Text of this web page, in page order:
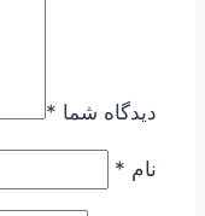
دیدگاه شما *
نام *